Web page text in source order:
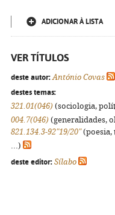
ADICIONAR À LISTA
VER TÍTULOS
deste autor: António Covas
destes temas:
321.01(046) (sociologia,
004.7(046) (generalidades,
821.134.3-92"19/20"(poesia,
...)
deste editor: Sílabo